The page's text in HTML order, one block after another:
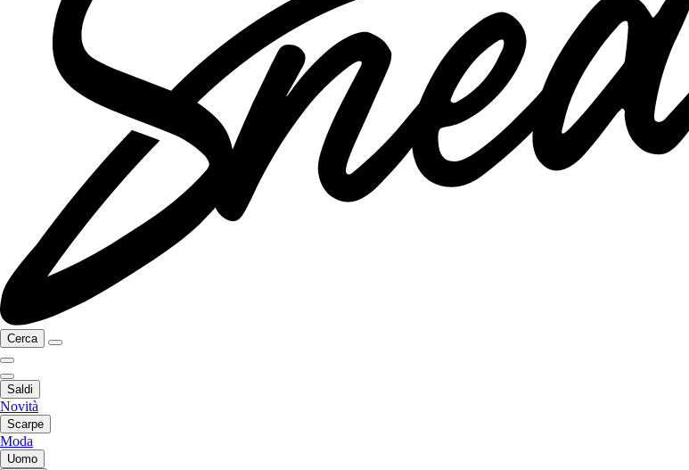
Cerca
Saldi
Novità
Scarpe
Moda
Uomo